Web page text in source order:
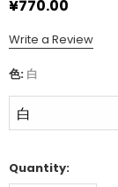
¥770.00
Write a Review
色: 白
Quantity: